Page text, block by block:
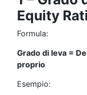
Equity
Formula:
Grado di leva =
proprio
Esempio: